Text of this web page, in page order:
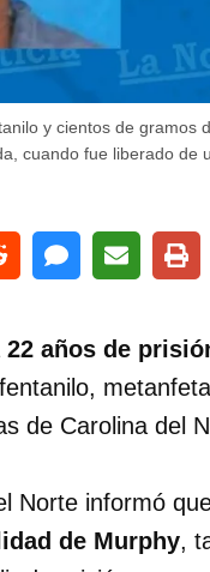
y cientos de gramos
cuando fue liberado de
22 años de
de Carolina del
Norte informó
de Murphy,